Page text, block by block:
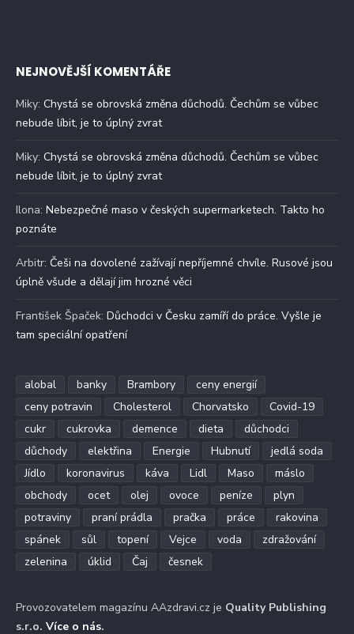
NEJNOVĚJŠÍ KOMENTÁŘE
Miky: Chystá se obrovská změna důchodů. Čechům se vůbec
nebude líbit, je to úplný zvrat
Miky: Chystá se obrovská změna důchodů. Čechům se vůbec
nebude líbit, je to úplný zvrat
Ilona: Nebezpečné maso v českých supermarketech. Takto ho
poznáte
Arbitr: Češi na dovolené zažívají nepříjemné chvíle. Rusové jsou
úplně všude a dělají jim hrozné věci
František Špaček: Důchodci v Česku zamíří do práce. Vyšle je
tam speciální opatření
alobal banky Brambory
ceny energií
ceny potravin
Cholesterol Chorvatsko
Covid-19
cukr
cukrovka demence dieta
důchodci
důchody
elektřina Energie Hubnutí
jedlá soda
Jídlo
koronavirus káva Lidl Maso
máslo
obchody
ocet olej ovoce peníze
plyn
potraviny
praní prádla pračka práce
rakovina
spánek
sůl topení Vejce voda
zdražování
zelenina
úklid Čaj česnek
Provozovatelem magazínu AAzdravi.cz je Quality Publishing
s.r.o. Více o nás.